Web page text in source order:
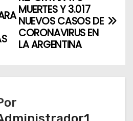
MUERTES Y 3.017
NUEVOS CASOS DE
CORONAVIRUS EN
LA ARGENTINA